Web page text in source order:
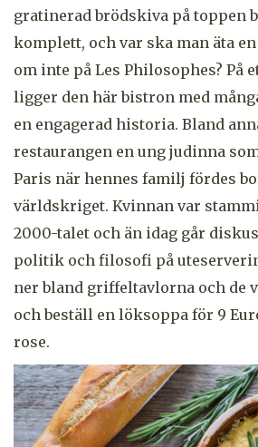
gratinerad brödskiva på toppen
komplett, och var ska man äta
om inte på Les Philosophes? På
ligger den här bistron med
en engagerad historia. Bland
restaurangen en ung judinna
Paris när hennes familj fördes
världskriget. Kvinnan var
2000-talet och än idag går
politik och filosofi på
ner bland griffeltavlorna och de
och beställ en löksoppa för 9
rose.